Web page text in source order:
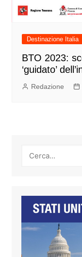
Destinazione Italia
BTO 2023:
‘guidato’
Redazione